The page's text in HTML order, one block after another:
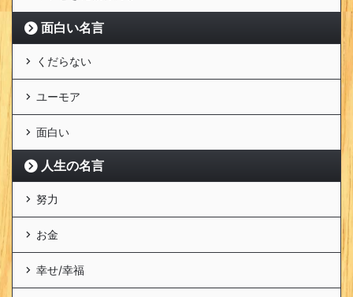
面白い名言
くだらない
ユーモア
面白い
人生の名言
努力
お金
幸せ/幸福